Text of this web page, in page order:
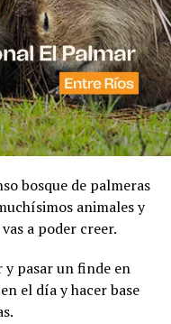
bosque de palmeras
animales y
a poder creer.
y pasar un finde en
el día y hacer base